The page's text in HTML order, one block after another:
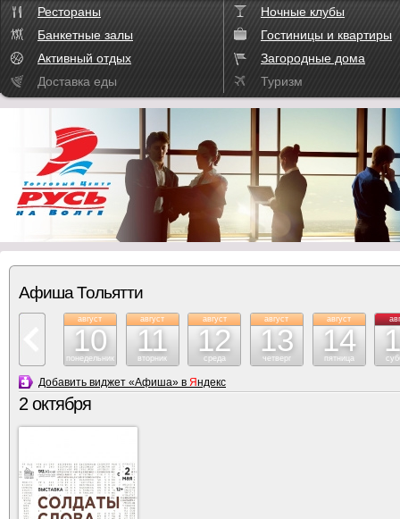
Рестораны
Ночные клубы
Банкетные залы
Гостиницы и квартиры
Активный отдых
Загородные дома
Доставка еды
Туризм
Афиша Тольятти
август
10
понедельник
август
11
вторник
август
12
среда
август
13
четверг
август
14
пятница
Добавить виджет «Афиша» в Яндекс
2 октября